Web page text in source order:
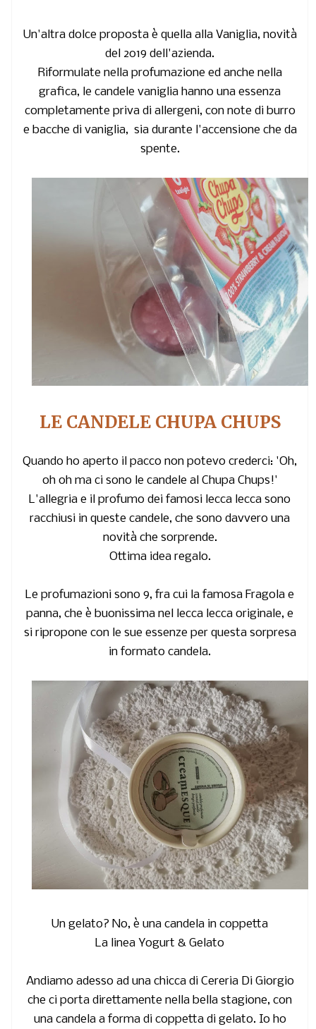
Un'altra dolce proposta è quella alla Vaniglia, novità
del 2019 dell'azienda.
Riformulate nella profumazione ed anche nella
grafica, le candele vaniglia hanno una essenza
completamente priva di allergeni, con note di burro
e bacche di vaniglia, sia durante l'accensione che da
spente.
LE CANDELE CHUPA CHUPS
Quando ho aperto il pacco non potevo crederci: 'Oh,
oh oh ma ci sono le candele al Chupa Chups!'
L'allegria e il profumo dei famosi lecca lecca sono
racchiusi in queste candele, che sono davvero una
novità che sorprende.
Ottima idea regalo.
Le profumazioni sono 9, fra cui la famosa Fragola e
panna, che è buonissima nel lecca lecca originale, e
si ripropone con le sue essenze per questa sorpresa
in formato candela.
Un gelato? No, è una candela in coppetta
La linea Yogurt & Gelato
Andiamo adesso ad una chicca di Cereria Di Giorgio
che ci porta direttamente nella bella stagione, con
una candela a forma di coppetta di gelato. Io ho